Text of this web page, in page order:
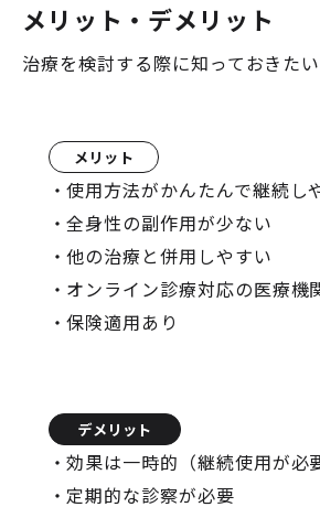
メリット・デメリット
治療を検討する際に知っておきた
メリット
使用方法がかんたんで継続し
全身性の副作用が少ない
他の治療と併用しやすい
オンライン診療対応の医療機
保険適用あり
デメリット
効果は一時的（継続使用が必
定期的な診察が必要